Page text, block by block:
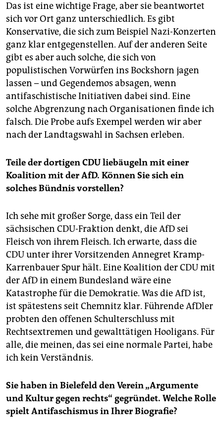
Das ist eine wichtige Frage, aber sie beantwortet
sich vor Ort ganz unterschiedlich. Es gibt
Konservative, die sich zum Beispiel Nazi-Konzerten
ganz klar entgegenstellen. Auf der anderen Seite
gibt es aber auch solche, die sich von
populistischen Vorwürfen ins Bockshorn jagen
lassen – und Gegendemos absagen, wenn
antifaschistische Initiativen dabei sind. Eine
solche Abgrenzung nach Organisationen finde ich
falsch. Die Probe aufs Exempel werden wir aber
nach der Landtagswahl in Sachsen erleben.
Teile der dortigen CDU liebäugeln mit einer
Koalition mit der AfD. Können Sie sich ein
solches Bündnis vorstellen?
Ich sehe mit großer Sorge, dass ein Teil der
sächsischen CDU-Fraktion denkt, die AfD sei
Fleisch von ihrem Fleisch. Ich erwarte, dass die
CDU unter ihrer Vorsitzenden Annegret Kramp-
Karrenbauer Spur hält. Eine Koalition der CDU mit
der AfD in einem Bundesland wäre eine
Katastrophe für die Demokratie. Was die AfD ist,
ist spätestens seit Chemnitz klar. Führende AfDler
probten den offenen Schulterschluss mit
Rechtsextremen und gewalttätigen Hooligans. Für
alle, die meinen, das sei eine normale Partei, habe
ich kein Verständnis.
Sie haben in Bielefeld den Verein „Argumente
und Kultur gegen rechts“ gegründet. Welche Rolle
spielt Antifaschismus in Ihrer Biografie?